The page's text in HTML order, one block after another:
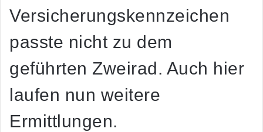
Versicherungskennzeichen
passte nicht zu dem
geführten Zweirad. Auch hier
laufen nun weitere
Ermittlungen.